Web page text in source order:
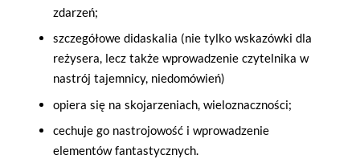
zdarzeń;
szczegółowe didaskalia (nie tylko wskazówki dla
reżysera, lecz także wprowadzenie czytelnika w
nastrój tajemnicy, niedomówień)
opiera się na skojarzeniach, wieloznaczności;
cechuje go nastrojowość i wprowadzenie
elementów fantastycznych.